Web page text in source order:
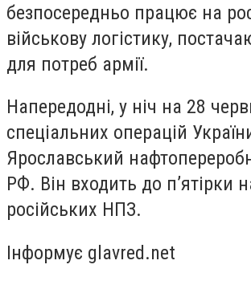
безпосередньо працює на
військову логістику,
для потреб армії.
Напередодні, у ніч на 28
спеціальних операцій
Ярославський
РФ. Він входить до п’ятірки
російських НПЗ.
Інформує glavred.net